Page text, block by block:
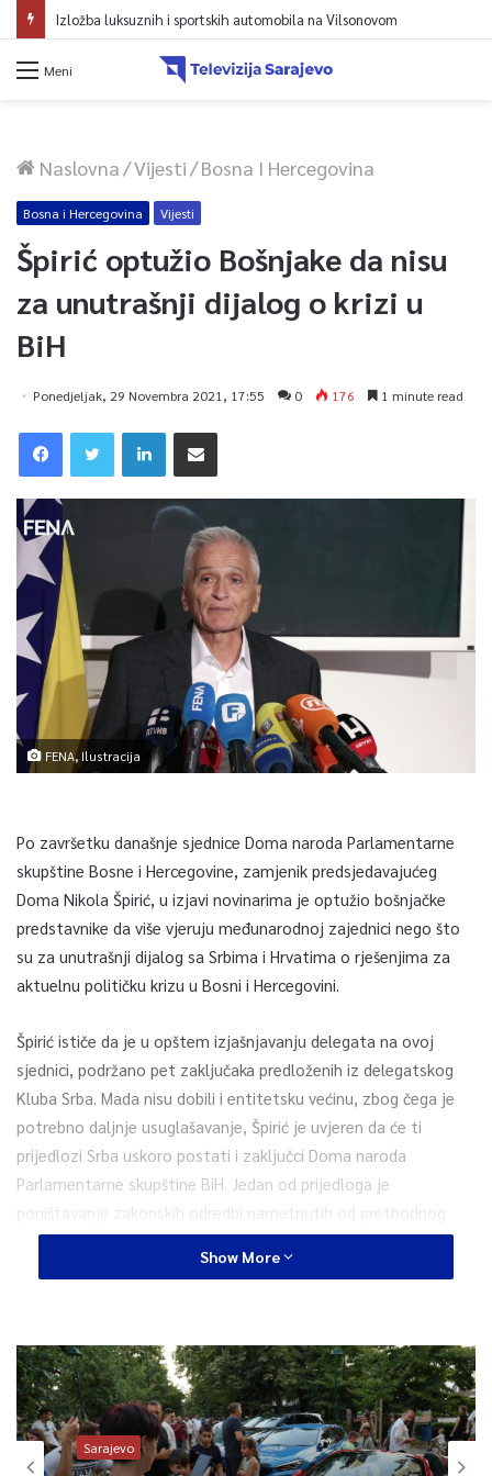
Izložba luksuznih i sportskih automobila na Vilsonovom
Meni
Naslovna/Vijesti/Bosna I Hercegovina
Bosna i Hercegovina Vijesti
Špirić optužio Bošnjake da nisu
za unutrašnji dijalog o krizi u
BiH
Ponedjeljak, 29 Novembra 2021, 17:55 0 176 1 minute read
FENA, Ilustracija
Po završetku današnje sjednice Doma naroda Parlamentarne
skupštine Bosne i Hercegovine, zamjenik predsjedavajućeg
Doma Nikola Špirić, u izjavi novinarima je optužio bošnjačke
predstavnike da više vjeruju međunarodnoj zajednici nego što
su za unutrašnji dijalog sa Srbima i Hrvatima o rješenjima za
aktuelnu političku krizu u Bosni i Hercegovini.
Špirić ističe da je u opštem izjašnjavanju delegata na ovoj
sjednici, podržano pet zaključaka predloženih iz delegatskog
Kluba Srba. Mada nisu dobili i entitetsku većinu, zbog čega je
potrebno daljnje usuglašavanje, Špirić je uvjeren da će ti
prijedlozi Srba uskoro postati i zaključci Doma naroda
Parlamentarne skupštine BiH. Jedan od prijedloga je
poništavanje zakonskih odredbi nametnutih od prethodnog
visokog predstavnika u BiH Valentina Inzka, koje zabranuju da
iko negira da je u Srebrenici tokom proteklog rata u BiH
Špirić je novinarima također kazao da su delegati srpskog
naroda prisustvovali današnjoj sjednici s namjerom da podrže
zaključke Narodne skupštine Republike Srpske.
Delegatkinja hrvatskog naroda Marina Pendeš kazala je da su
Show More
Sarajevo